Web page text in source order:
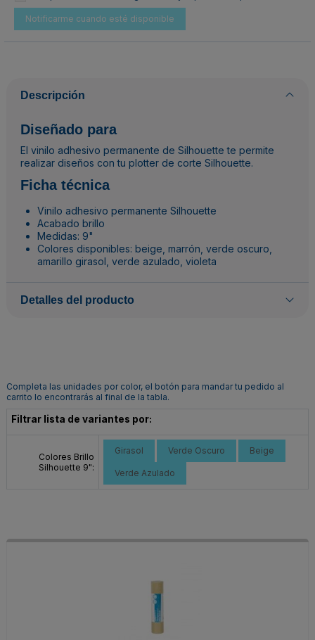
Descripción
Diseñado para
El vinilo adhesivo permanente de Silhouette te permite
realizar diseños con tu plotter de corte Silhouette.
Ficha técnica
Vinilo adhesivo permanente Silhouette
Acabado brillo
Medidas: 9"
Colores disponibles: beige, marrón, verde oscuro,
amarillo girasol, verde azulado, violeta
Detalles del producto
Completa las unidades por color, el botón para mandar tu pedido al
carrito lo encontrarás al final de la tabla.
Filtrar lista de variantes por:
Colores Brillo
Silhouette 9":
Girasol Verde Oscuro Beige
Verde Azulado